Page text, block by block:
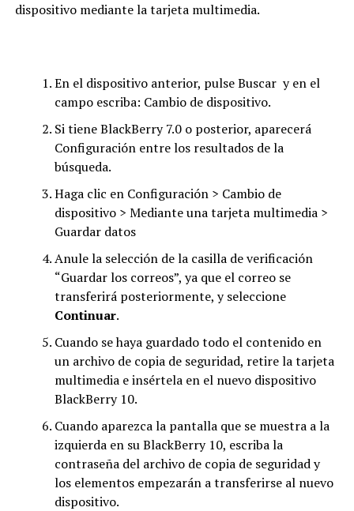
dispositivo mediante la tarjeta multimedia.
En el dispositivo anterior, pulse Buscar y en el
campo escriba: Cambio de dispositivo.
Si tiene BlackBerry 7.0 o posterior, aparecerá
Configuración entre los resultados de la
búsqueda.
Haga clic en Configuración > Cambio de
dispositivo > Mediante una tarjeta multimedia >
Guardar datos
Anule la selección de la casilla de verificación
“Guardar los correos”, ya que el correo se
transferirá posteriormente, y seleccione
Continuar.
Cuando se haya guardado todo el contenido en
un archivo de copia de seguridad, retire la tarjeta
multimedia e insértela en el nuevo dispositivo
BlackBerry 10.
Cuando aparezca la pantalla que se muestra a la
izquierda en su BlackBerry 10, escriba la
contraseña del archivo de copia de seguridad y
los elementos empezarán a transferirse al nuevo
dispositivo.